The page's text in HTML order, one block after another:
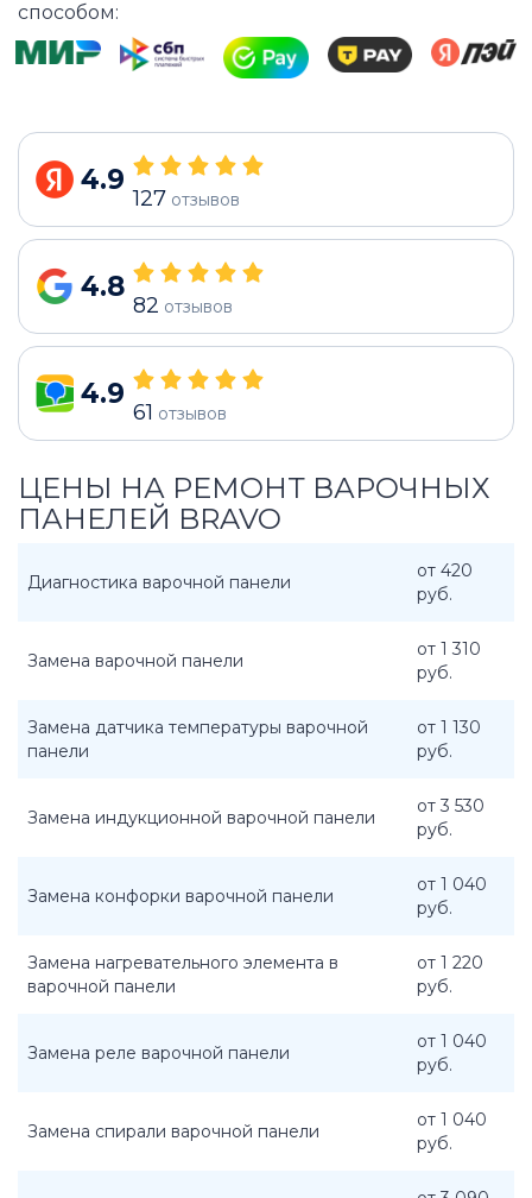
способом:
4.9
127 отзывов
4.8
82 отзывов
4.9
61 отзывов
ЦЕНЫ НА РЕМОНТ ВАРОЧНЫХ
ПАНЕЛЕЙ BRAVO
Диагностика варочной панели
от 420
руб.
Замена варочной панели
от 1 310
руб.
Замена датчика температуры варочной
панели
от 1 130
руб.
Замена индукционной варочной панели
от 3 530
руб.
Замена конфорки варочной панели
от 1 040
руб.
Замена нагревательного элемента в
варочной панели
от 1 220
руб.
Замена реле варочной панели
от 1 040
руб.
Замена спирали варочной панели
от 1 040
руб.